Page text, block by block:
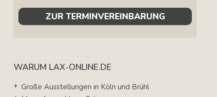
ZUR TERMINVEREINBARUNG
WARUM LAX-ONLINE.DE
Große Ausstellungen in Köln und Brühl